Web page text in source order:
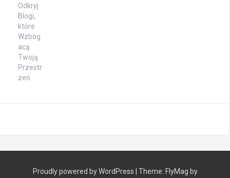
Proudly powered by WordPress | Theme: FlyMag by